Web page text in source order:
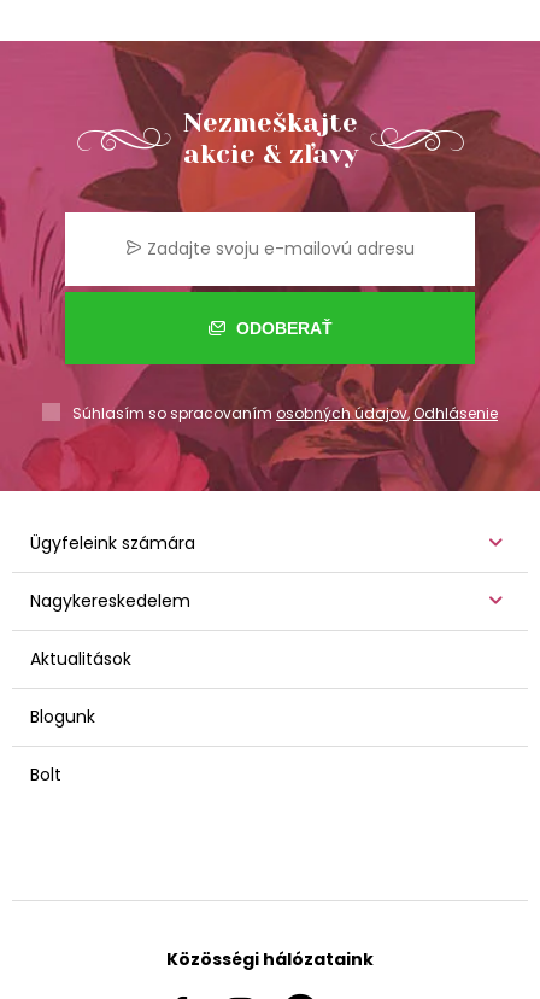
Nezmeškajte
akcie & zľavy
ODOBERAŤ
Súhlasím so spracovaním osobných údajov,Odhlásenie
Ügyfeleink számára
Nagykereskedelem
Aktualitások
Blogunk
Bolt
Közösségi hálózataink